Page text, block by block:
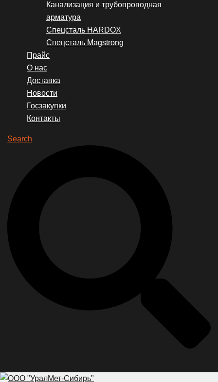
Канализация и трубопроводная
арматура
Спецсталь HARDOX
Спецсталь Magstrong
Прайс
О нас
Доставка
Новости
Госзакупки
Контакты
Search